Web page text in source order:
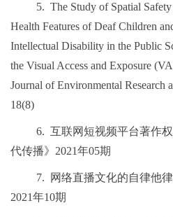
5. The Study of Spatial
Health Features of Deaf Children
Intellectual Disability in the Public
the Visual Access and Exposure
Journal of Environmental Research
18(8)
6. 互联网短视频平台著作
代传播》 2021年05期
7.
网络直播文化的自律他
2021年10期